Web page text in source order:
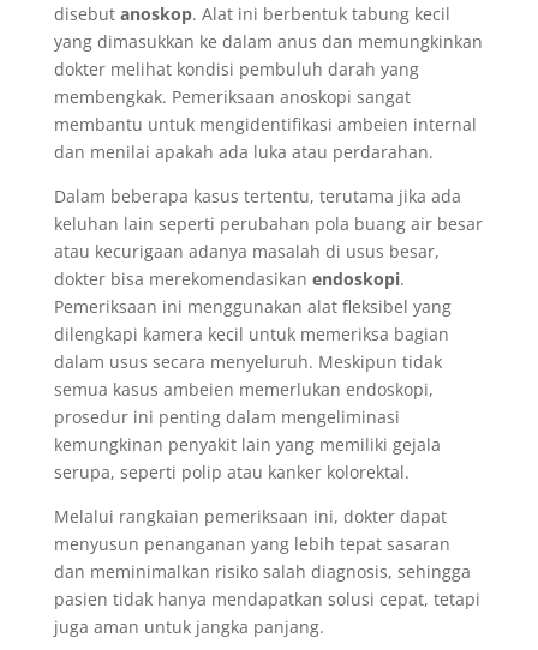
disebut anoskop. Alat ini berbentuk tabung kecil
yang dimasukkan ke dalam anus dan memungkinkan
dokter melihat kondisi pembuluh darah yang
membengkak. Pemeriksaan anoskopi sangat
membantu untuk mengidentifikasi ambeien internal
dan menilai apakah ada luka atau perdarahan.
Dalam beberapa kasus tertentu, terutama jika ada
keluhan lain seperti perubahan pola buang air besar
atau kecurigaan adanya masalah di usus besar,
dokter bisa merekomendasikan endoskopi.
Pemeriksaan ini menggunakan alat fleksibel yang
dilengkapi kamera kecil untuk memeriksa bagian
dalam usus secara menyeluruh. Meskipun tidak
semua kasus ambeien memerlukan endoskopi,
prosedur ini penting dalam mengeliminasi
kemungkinan penyakit lain yang memiliki gejala
serupa, seperti polip atau kanker kolorektal.
Melalui rangkaian pemeriksaan ini, dokter dapat
menyusun penanganan yang lebih tepat sasaran
dan meminimalkan risiko salah diagnosis, sehingga
pasien tidak hanya mendapatkan solusi cepat, tetapi
juga aman untuk jangka panjang.